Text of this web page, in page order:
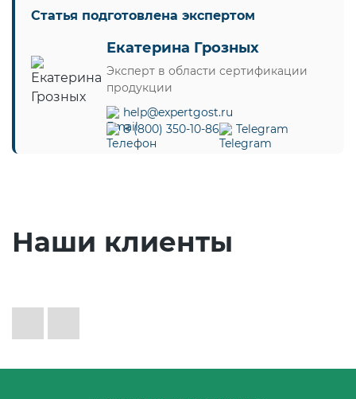
Статья подготовлена экспертом
Екатерина Грозных
Эксперт в области сертификации
продукции
help@expertgost.ru
8 (800) 350-10-86
Telegram
Наши клиенты